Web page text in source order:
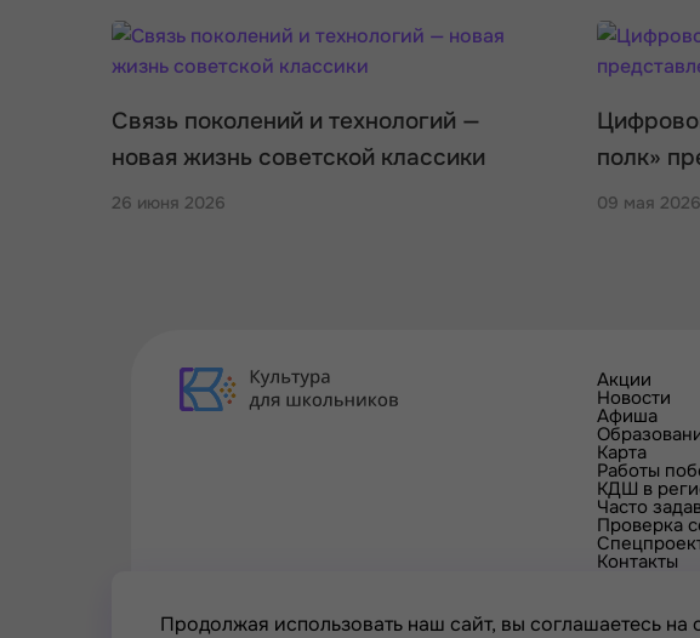
Связь поколений и технологий —
новая жизнь советской классики
26 июня 2026
полк»
09 мая 2026
Акции
Новости
Афиша
Карта
Работы
КДШ в
Часто
Проверка
Контакты
Продолжая использовать наш сайт, вы соглашаетесь на